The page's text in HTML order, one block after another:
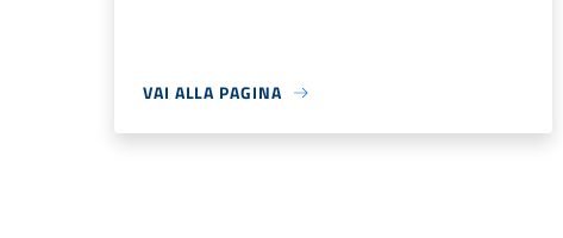
VAI ALLA PAGINA